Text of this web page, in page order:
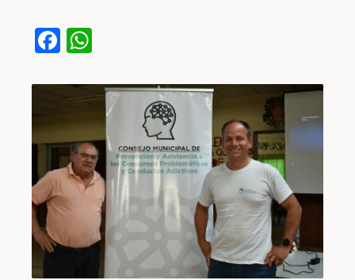
F
c
e
b
o
o
k
at
s
A
p
p